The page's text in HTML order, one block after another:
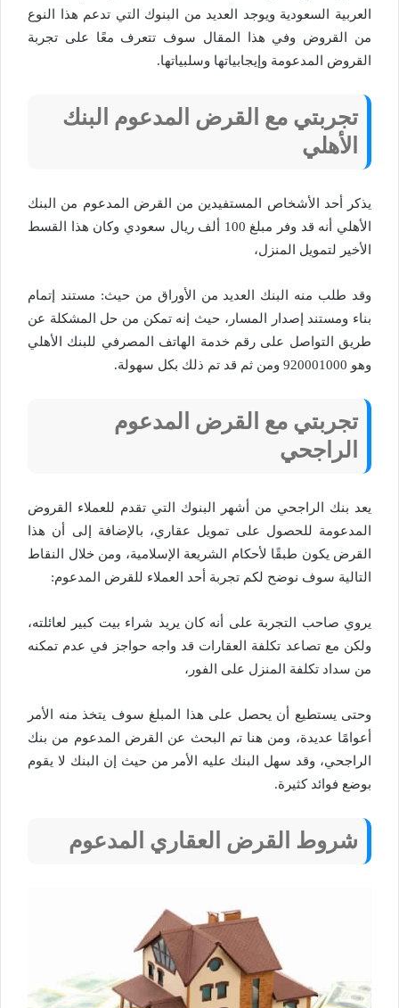
العربية السعودية ويوجد العديد من البنوك التي تدعم هذا النوع
من القروض وفي هذا المقال سوف تتعرف معًا على تجربة
القروض المدعومة وإيجابياتها وسلبياتها.
تجربتي مع القرض المدعوم البنك
الأهلي
يذكر أحد الأشخاص المستفيدين من القرض المدعوم من البنك
الأهلي أنه قد وفر مبلغ 100 ألف ريال سعودي وكان هذا القسط
الأخير لتمويل المنزل،
وقد طلب منه البنك العديد من الأوراق من حيث: مستند إتمام
بناء ومستند إصدار المسار، حيث إنه تمكن من حل المشكلة عن
طريق التواصل على رقم خدمة الهاتف المصرفي للبنك الأهلي
وهو 920001000 ومن ثم قد تم ذلك بكل سهولة.
تجربتي مع القرض المدعوم
الراجحي
يعد بنك الراجحي من أشهر البنوك التي تقدم للعملاء القروض
المدعومة للحصول على تمويل عقاري، بالإضافة إلى أن هذا
القرض يكون طبقًا لأحكام الشريعة الإسلامية، ومن خلال النقاط
التالية سوف نوضح لكم تجربة أحد العملاء للقرض المدعوم:
يروي صاحب التجربة على أنه كان يريد شراء بيت كبير لعائلته،
ولكن مع تصاعد تكلفة العقارات قد واجه حواجز في عدم تمكنه
من سداد تكلفة المنزل على الفور،
وحتى يستطيع أن يحصل على هذا المبلغ سوف يتخذ منه الأمر
أعوامًا عديدة، ومن هنا تم البحث عن القرض المدعوم من بنك
الراجحي، وقد سهل البنك عليه الأمر من حيث إن البنك لا يقوم
بوضع فوائد كثيرة.
شروط القرض العقاري المدعوم